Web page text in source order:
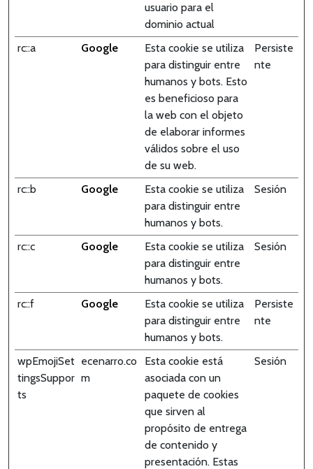
usuario para el
dominio actual
rc::a Google
Esta cookie se utiliza
para distinguir entre
humanos y bots. Esto
es beneficioso para
la web con el objeto
de elaborar informes
válidos sobre el uso
de su web.
Persiste
nte
rc::b Google
Esta cookie se utiliza
para distinguir entre
humanos y bots.
Sesión
rc::c Google
Esta cookie se utiliza
para distinguir entre
humanos y bots.
Sesión
rc::f Google
Esta cookie se utiliza
para distinguir entre
humanos y bots.
Persiste
nte
wpEmojiSet
tingsSuppor
ts
ecenarro.co
m
Esta cookie está
asociada con un
paquete de cookies
que sirven al
propósito de entrega
de contenido y
presentación. Estas
Sesión